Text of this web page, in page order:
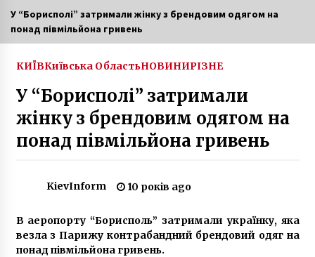
Під Кабміном перевізники вимагають
дозволити їм працювати
6 років ago
В мережі згадали архівне фото парку біля
“КПІ”
2 роки ago
7 років ago
Поліцейські Київщини затримали чоловіка,
який організував міжнародний канал торгівлі
людьми
У “Борисполі” затримали жінку з брендовим одягом на
понад півмільйона гривень
КИЇВКиївська ОбластьНОВИНИРІЗНЕ
У “Борисполі” затримали
жінку з брендовим одягом на
понад півмільйона гривень
KievInform 10 років ago
В аеропорту “Борисполь” затримали українку, яка
везла з Парижу контрабандний брендовий одяг на
понад півмільйона гривень.